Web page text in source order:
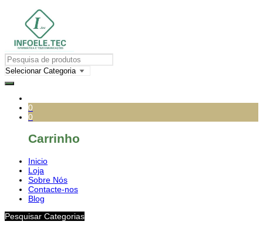
0
0
Carrinho
Inicio
Loja
Sobre Nós
Contacte-nos
Blog
Pesquisar Categorias